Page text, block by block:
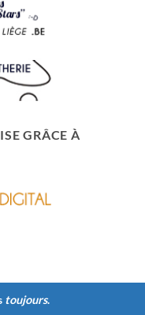
GRÂCE À
toujours.